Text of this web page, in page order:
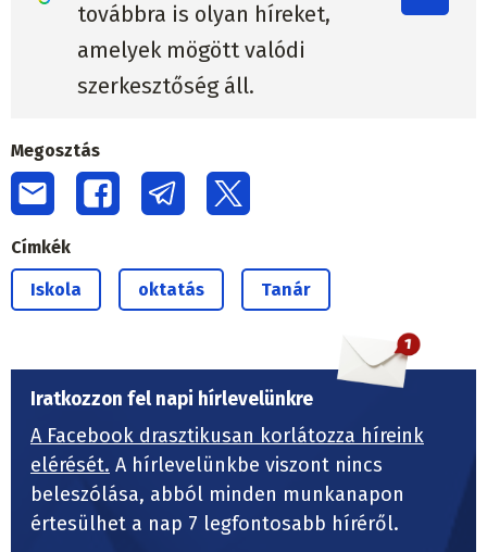
továbbra is olyan híreket,
amelyek mögött valódi
szerkesztőség áll.
Megosztás
Címkék
Iskola oktatás Tanár
Iratkozzon fel napi hírlevelünkre
A Facebook drasztikusan korlátozza híreink
elérését. A hírlevelünkbe viszont nincs
beleszólása, abból minden munkanapon
értesülhet a nap 7 legfontosabb híréről.